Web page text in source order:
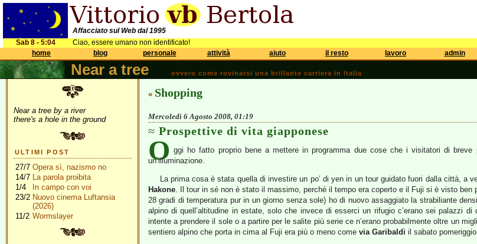
Affacciato sul Web dal 1995
Sab 8 - 5:04
Ciao, essere umano non identificato!
home
blog personale attività aiuto il resto lavoro admin
Near a tree ovvero come rovinarsi una brillante carriera in Italia
Near a tree by a river
there's a hole in the ground
ULTIMI POST
27/7 Opera sì, nazismo no
14/7 La parola proibita
1/4
In campo con voi
23/2 Nuovo cinema Luftansia
(2026)
11/2 Wormslayer
« Shopping
Mercoledì 6 Agosto 2008, 01:19
Prospettive di vita giapponese
O ggi ho fatto proprio bene a mettere in programma due cose che i visitatori di breve
un’illuminazione.
La prima cosa è stata quella di investire un po’ di yen in un tour guidato fuori dalla città, a
Hakone. Il tour in sé non è stato il massimo, perché il tempo era coperto e il Fuji si è visto
28 gradi di temperatura pur in un giorno senza sole) ho di nuovo assaggiato la strabiliante
alpino di quell’altitudine in estate, solo che invece di esserci un rifugio c’erano sei palazzi
intente a prendere il sole o a partire per le salite più serie ce n’erano probabilmente oltre un
sentiero alpino che porta in cima al Fuji era più o meno come via Garibaldi il sabato